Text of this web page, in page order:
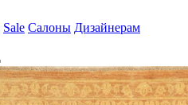
Sale Салоны Дизайнерам